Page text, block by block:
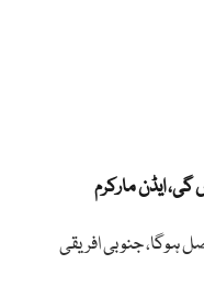
ایڈن مارکرم
ہوگا، جنوبی افریقی